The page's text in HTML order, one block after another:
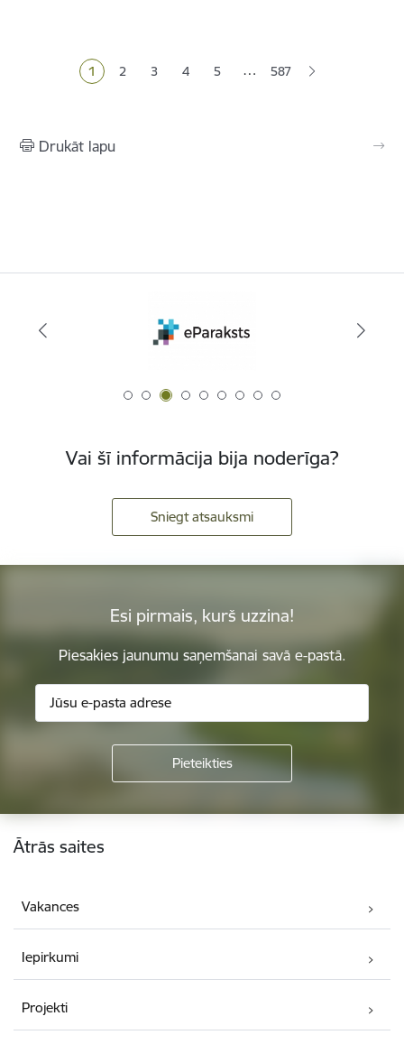
Pašreizējā lapa
1 Lapa
2 Lapa
3 Lapa
4 Lapa
5 … 587
Drukāt lapu
Vai šī informācija bija noderīga?
Sniegt atsauksmi
Esi pirmais, kurš uzzina!
Piesakies jaunumu saņemšanai savā e-pastā.
Kājene
Ātrās saites
Vakances
Iepirkumi
Projekti